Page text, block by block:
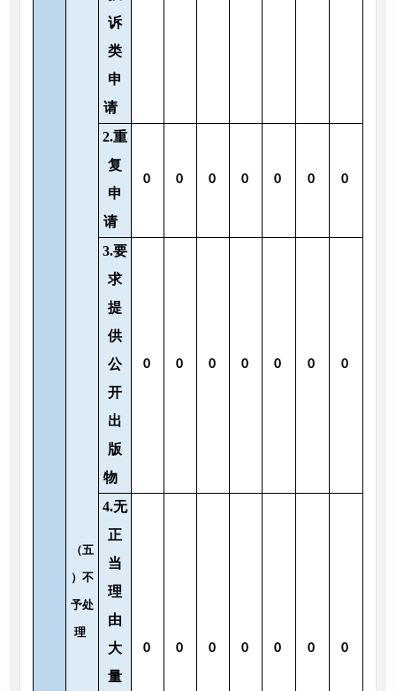
（五
）不
予处
理
诉
类
申
请
2.重
复
申
请
0 0 0 0 0 0 0
3.要
求
提
供
公
开
出
版
物
0 0 0 0 0 0 0
4.无
正
当
理
由
大
量
0 0 0 0 0 0 0